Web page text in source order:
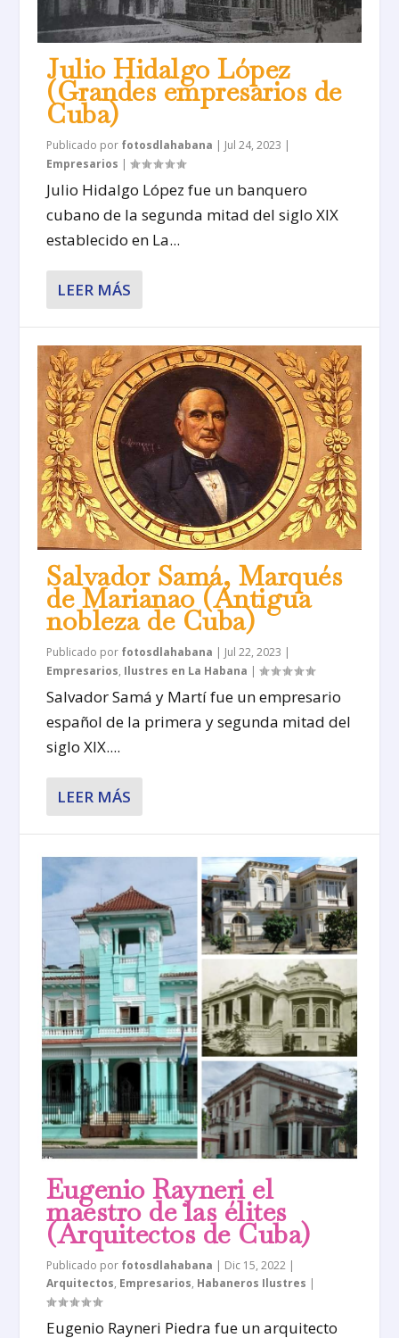
Julio Hidalgo López
(Grandes empresarios de
Cuba)
Publicado por fotosdlahabana | Jul 24, 2023 |
Empresarios |
Julio Hidalgo López fue un banquero
cubano de la segunda mitad del siglo XIX
establecido en La...
LEER MÁS
Salvador Samá, Marqués
de Marianao (Antigua
nobleza de Cuba)
Publicado por fotosdlahabana | Jul 22, 2023 |
Empresarios, Ilustres en La Habana |
Salvador Samá y Martí fue un empresario
español de la primera y segunda mitad del
siglo XIX....
LEER MÁS
Eugenio Rayneri el
maestro de las élites
(Arquitectos de Cuba)
Publicado por fotosdlahabana | Dic 15, 2022 |
Arquitectos, Empresarios, Habaneros Ilustres |
Eugenio Rayneri Piedra fue un arquitecto